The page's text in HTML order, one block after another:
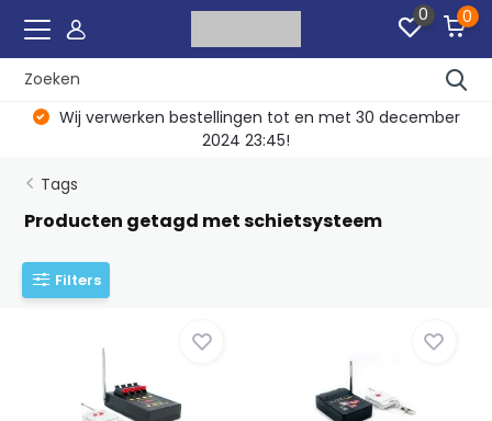
0 0
Wij verwerken bestellingen tot en met 30 december
2024 23:45!
Tags
Producten getagd met schietsysteem
Filters